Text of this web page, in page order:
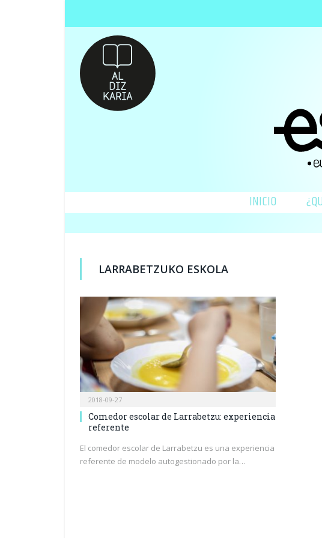
INICIO
LARRABETZUKO ESKOLA
2018-09-27
Comedor escolar de Larrabetzu: experiencia
referente
El comedor escolar de Larrabetzu es una experiencia
referente de modelo autogestionado por la…